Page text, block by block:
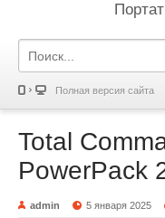
Полная версия сайта
Total
PowerPack
admin 5 января 2025